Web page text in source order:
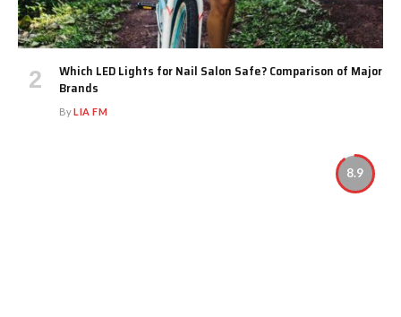
Which LED Lights for Nail Salon Safe? Comparison of Major
Brands
ByLIA FM
8.9